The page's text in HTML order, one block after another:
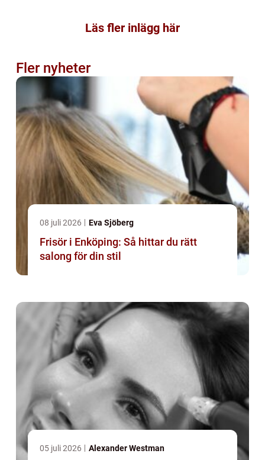
Läs fler inlägg här
Fler nyheter
08 juli 2026 Eva Sjöberg
Frisör i Enköping: Så hittar du rätt
salong för din stil
05 juli 2026 Alexander Westman